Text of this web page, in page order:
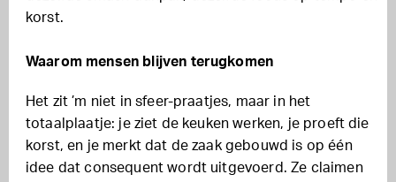
korst.
Waarom mensen blijven terugkomen
Het zit ’m niet in sfeer-praatjes, maar in het
totaalplaatje: je ziet de keuken werken, je proeft die
korst, en je merkt dat de zaak gebouwd is op één
idee dat consequent wordt uitgevoerd. Ze claimen